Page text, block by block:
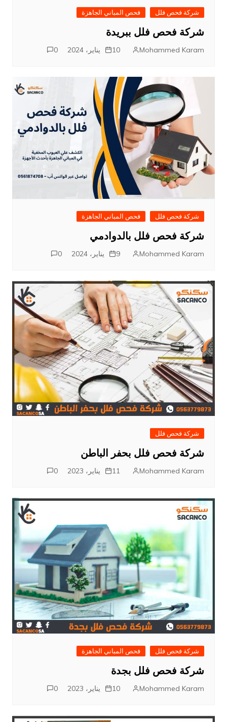
شركة فحص فلل فحص المباني الجاهزة
شركة فحص فلل ببريدة
Mohammed Karam 10 يناير، 2024 0
شركة فحص فلل فحص المباني الجاهزة
شركة فحص فلل بالدوادمي
Mohammed Karam 9 يناير، 2024 0
شركة فحص فلل
شركة فحص فلل بحفر الباطن
Mohammed Karam 11 يناير، 2023 0
شركة فحص فلل فحص المباني الجاهزة
شركة فحص فلل بجدة
Mohammed Karam 10 يناير، 2023 0